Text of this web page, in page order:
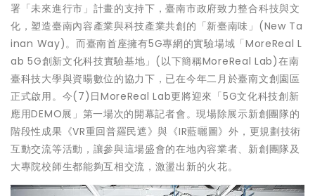
署「未來進行市」計畫的支持下，臺南市政府致力整合科技與文
化，塑造臺南內容產業與科技產業共創的「新臺南味」(New Ta
inan Way)。而臺南首座擁有5G專網的實驗場域「MoreReal L
ab 5G創新文化科技實驗基地」(以下簡稱MoreReal Lab)在南
臺科技大學與資暘數位的協力下，已在今年二月於臺南文創園區
正式啟用。今(7)日MoreReal Lab更將迎來「5G文化科技創新
應用DEMO展」第一場次的開幕記者會。現場除展示新創團隊的
階段性成果《VR重回普羅民遮》與《IR藍曬圖》外，更規劃技術
互動交流等活動，讓參與這場盛會的在地內容業者、新創團隊及
大專院校師生都能夠互相交流，激盪出新的火花。